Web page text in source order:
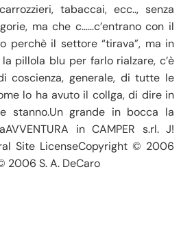
tabaccai, ecc.., senza
ma che c……c’entrano con il
perchè il settore “tirava”, ma in
pillola blu per farlo rialzare, c’è
coscienza, generale, di tutte le
lo ha avuto il collga, di dire in
stanno.Un grande in bocca la
in CAMPER s.rl. J!
Site LicenseCopyright © 2006
2006 S. A. DeCaro